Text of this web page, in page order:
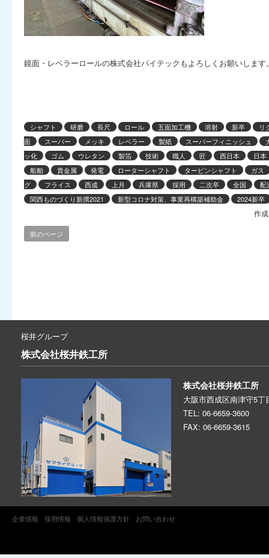
鏡面・レベラーロールの株式会社パイテックもよろしくお願いします
シャフト 研磨 長尺 ロール 五面加工機 溶射 新卒
リ
面
スーパー メッキ レベラー 製紙 スーパーフィニッシュ
ッ化
ゴム ウレタン 製箔 技術 職人 匠 西日本
日本
船舶
貴金属 発電 ローターシャフト タービンシャフト
ガス
グ
フライス 西成 上月 兵庫県 採用 二次卒 全国
配
関西ものづくり新撰2021
新型コロナ対策、事業再構築補助金 2024新卒
作
前のページ
桜井グループ
株式会社桜井鉄工所
株式会社桜井鉄工所
大阪市西成区南津守5丁
TEL: 06-6659-3600
FAX: 06-6659-3615
企業情報 採用情報 個人情報保護方針 お問い合わせ